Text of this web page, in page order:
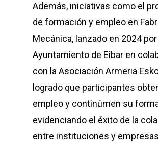
Además, iniciativas como el
de formación y empleo en
Mecánica, lanzado en 2024 por
Ayuntamiento de Eibar en
con la Asociación Armeria
logrado que participantes
empleo y continúmen su
evidenciando el éxito de la
entre instituciones y